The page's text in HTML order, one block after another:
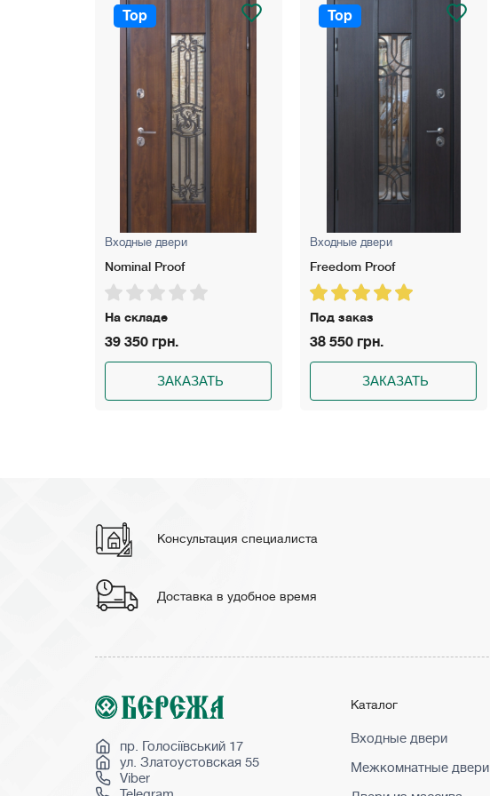
Top
Входные двери
Freedom Proof
Под заказ
38 550 грн.
ЗАКАЗАТЬ
Top
Входные двери
Rio S Loft Gold
Под заказ
37 300 грн.
ЗАКАЗАТЬ
Консультация специалиста
Доставка в удобное время
пр. Голосіївський 17
ул. Златоустовская 55
Viber
Каталог
Входные двери
Межкомнатные двери